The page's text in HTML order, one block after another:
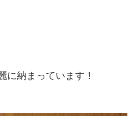
に納まっています！